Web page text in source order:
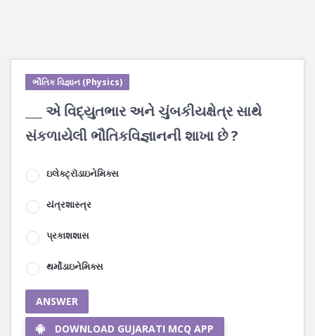
ભૌતિક વિજ્ઞાન (Physics)
___ એ વિદ્યુતભાર અને ચુંબકીયક્ષેત્ર સાથે
સંકળાયેલી ભૌતિકવિજ્ઞાનની શાખા છે ?
ઇલેક્ટ્રૉડાઇનેમિક્સ
યંત્રશાસ્ત્ર
પ્રકાશશાસ
થર્મોડાઇનેમિક્સ
ANSWER
DOWNLOAD GUJARATI MCQ APP